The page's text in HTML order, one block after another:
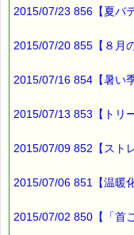
有効期限 ：2015/09/
バッチフラワーレメデ
割引き金額は、買い物
※バッチフラワー関連
※単品でも「こころ・
※1度のご購入につき1
※携帯サイトではご利
→https://pass-
2015/07/23 856【夏バ
2015/07/20 855【８月
2015/07/16 854【暑い
2015/07/13 853【トリ
2015/07/09 852【スト
2015/07/06 851【温暖
2015/07/02 850【「首